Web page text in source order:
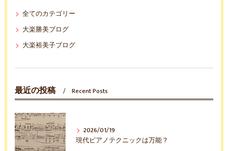
全てのカテゴリー
大楽勝美ブログ
大楽裕美子ブログ
最近の投稿 Recent Posts
2026/01/19
現代ピアノテクニックは万能？